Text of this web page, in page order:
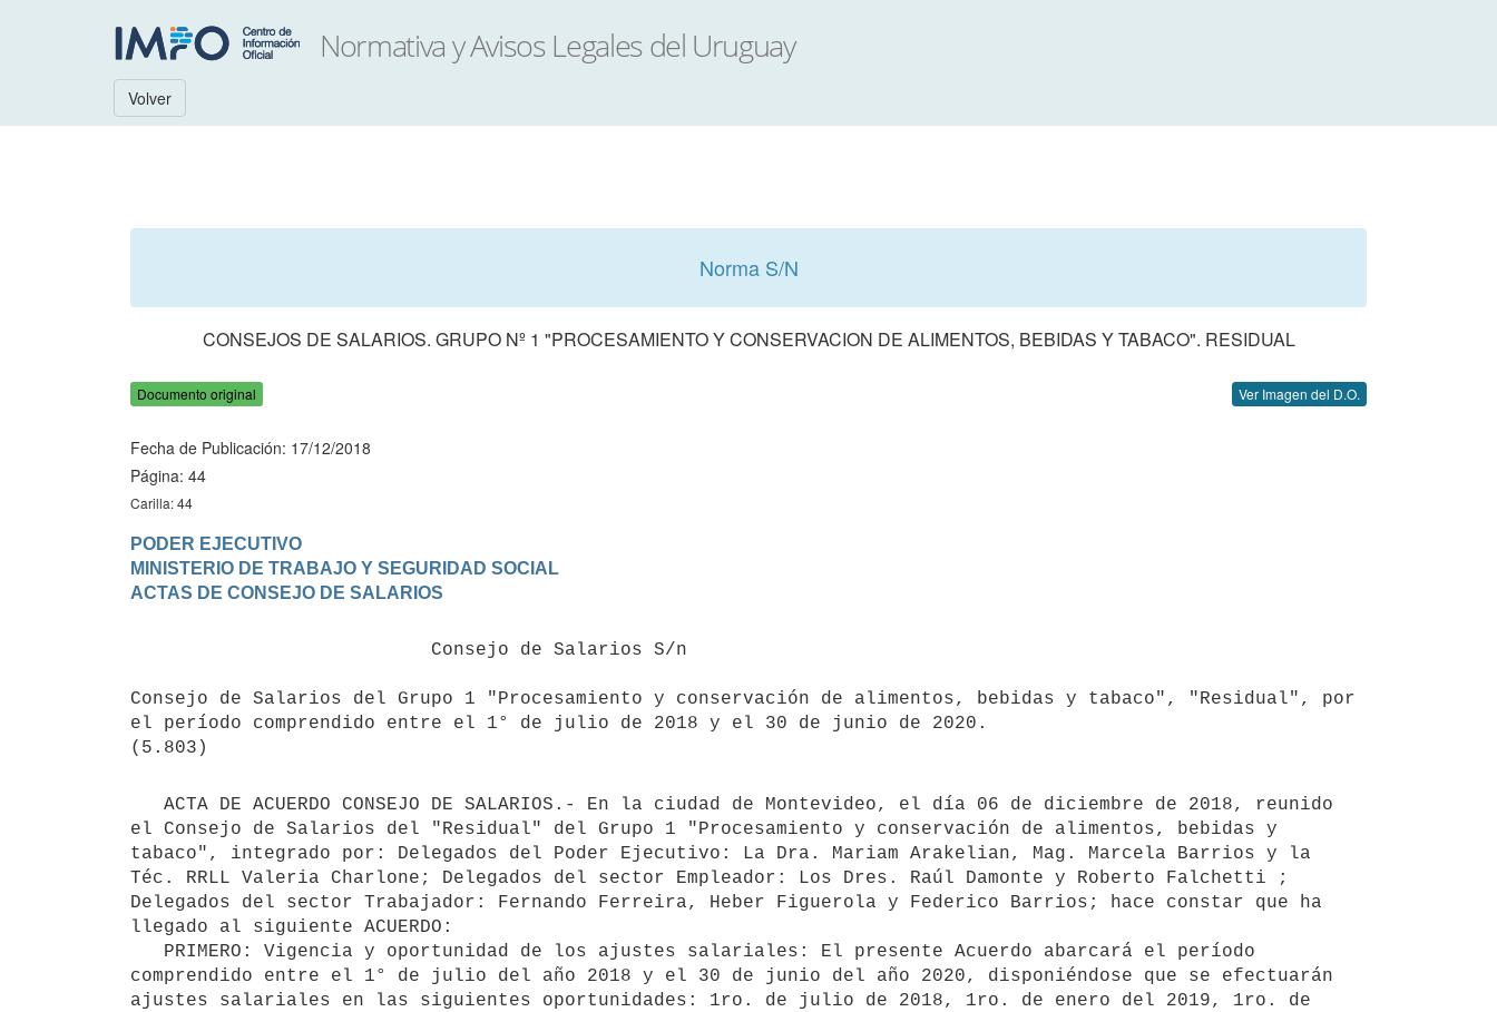
Volver
Norma S/N
CONSEJOS DE SALARIOS. GRUPO Nº 1 "PROCESAMIENTO Y CONSERVACION DE ALIMENTOS, BEBIDAS Y TABACO". RESIDUAL
Documento original Ver Imagen del D.O.
Fecha de Publicación: 17/12/2018
Página: 44
Carilla: 44
PODER EJECUTIVO
MINISTERIO DE TRABAJO Y SEGURIDAD SOCIAL
Consejo de Salarios del Grupo 1 "Procesamiento y conservación de alimentos, bebidas y tabaco", "Residual", por
el período comprendido entre el 1° de julio de 2018 y el 30 de junio de 2020.
el Consejo de Salarios del "Residual" del Grupo 1 "Procesamiento y conservación de alimentos, bebidas y
tabaco", integrado por: Delegados del Poder Ejecutivo: La Dra. Mariam Arakelian, Mag. Marcela Barrios y la
Téc. RRLL Valeria Charlone; Delegados del sector Empleador: Los Dres. Raúl Damonte y Roberto Falchetti ;
Delegados del sector Trabajador: Fernando Ferreira, Heber Figuerola y Federico Barrios; hace constar que ha
llegado al siguiente ACUERDO:
comprendido entre el 1° de julio del año 2018 y el 30 de junio del año 2020, disponiéndose que se efectuarán
ajustes salariales en las siguientes oportunidades: 1ro. de julio de 2018, 1ro. de enero del 2019, 1ro. de